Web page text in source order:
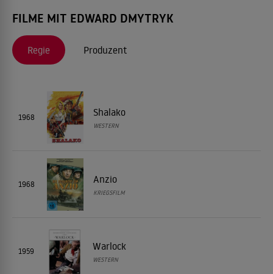
FILME MIT EDWARD DMYTRYK
Regie Produzent
1968 Shalako
WESTERN
1968 Anzio
KRIEGSFILM
1959 Warlock
WESTERN